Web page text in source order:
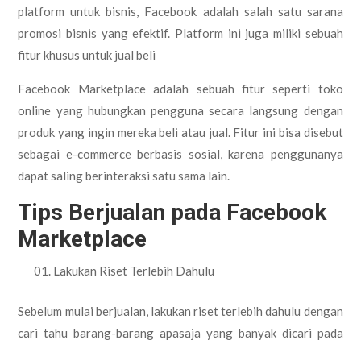
platform untuk bisnis, Facebook adalah salah satu sarana
promosi bisnis yang efektif. Platform ini juga miliki sebuah
fitur khusus untuk jual beli
Facebook Marketplace adalah sebuah fitur seperti toko
online yang hubungkan pengguna secara langsung dengan
produk yang ingin mereka beli atau jual. Fitur ini bisa disebut
sebagai e-commerce berbasis sosial, karena penggunanya
dapat saling berinteraksi satu sama lain.
Tips Berjualan pada Facebook
Marketplace
Lakukan Riset Terlebih Dahulu
Sebelum mulai berjualan, lakukan riset terlebih dahulu dengan
cari tahu barang-barang apasaja yang banyak dicari pada